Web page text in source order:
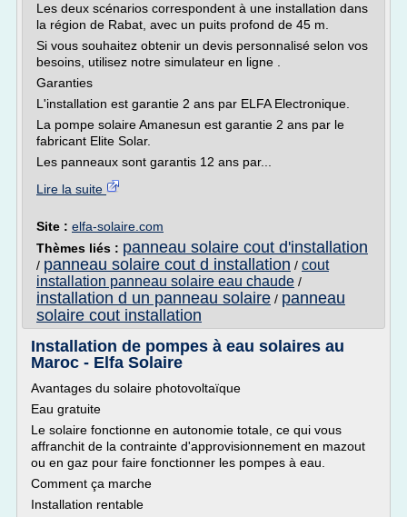
Les deux scénarios correspondent à une installation dans
la région de Rabat, avec un puits profond de 45 m.
Si vous souhaitez obtenir un devis personnalisé selon vos
besoins, utilisez notre simulateur en ligne .
Garanties
L'installation est garantie 2 ans par ELFA Electronique.
La pompe solaire Amanesun est garantie 2 ans par le
fabricant Elite Solar.
Les panneaux sont garantis 12 ans par...
Lire la suite
Site : elfa-solaire.com
Thèmes liés : panneau solaire cout d'installation
/ panneau solaire cout d installation / cout
installation panneau solaire eau chaude /
installation d un panneau solaire / panneau
solaire cout installation
Installation de pompes à eau solaires au
Maroc - Elfa Solaire
Avantages du solaire photovoltaïque
Eau gratuite
Le solaire fonctionne en autonomie totale, ce qui vous
affranchit de la contrainte d'approvisionnement en mazout
ou en gaz pour faire fonctionner les pompes à eau.
Comment ça marche
Installation rentable